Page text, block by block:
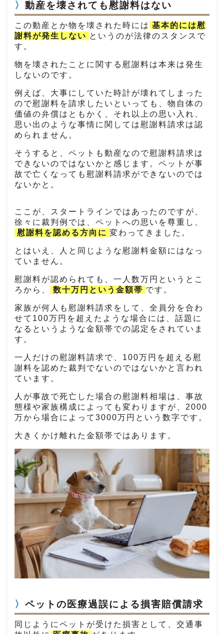
動産を壊されても慰謝料はない
この動産とか物を壊された時には 基本的には慰
謝料が発生しない というのが法律のスタンスで
す。
物を壊されたことに関する慰謝料は本来は発生
しないのです。
例えば、大事にしていた時計が壊れてしまった
ので慰謝料を請求したいといっても、物自体の
価値の弁償はともかく、それ以上の思い入れ、
思い出のような事情に関しては慰謝料請求は認
められません。
そうすると、ペットも動産なので慰謝料請求は
できないのではないかと感じます。ペットが事
故で亡くなっても慰謝料請求ができないのでは
ないかと。
ここが、スタートラインではあったのですが、
徐々に裁判例では、ペットへの思いを尊重し、
慰謝料を認める方向に 変わってきました。
とはいえ、人と同じような慰謝料金額にはなっ
ていません。
慰謝料が認められても、一人数万円というとこ
ろから、
数十万円という金額帯 です。
家族が何人も慰謝料請求をして、全員分を合わ
せて100万円を超えたような場合には、話題に
なるというような金額帯での認定をされていま
す。
一人だけの慰謝料請求で、100万円を超える慰
謝料を認めた裁判でないのではないかと言われ
ています。
人が事故で死亡した場合の慰謝料相場は、事故
態様や家族構成によっても変わりますが、2000
万から場合によって3000万円という数字です。
大きくかけ離れた金額帯ではあります。
ペットの医療過誤による損害賠償請求
同じようにペットが受けた損害として、交通事